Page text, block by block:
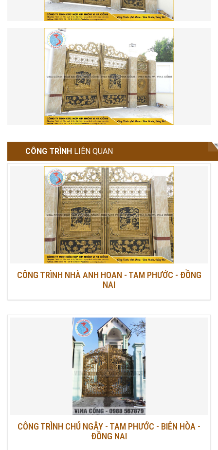
CÔNG TRÌNH LIÊN QUAN
CÔNG TRÌNH NHÀ ANH HOAN - TAM PHƯỚC - ĐỒNG
NAI
CÔNG TRÌNH CHÚ NGÂY - TAM PHƯỚC - BIÊN HÒA -
ĐỒNG NAI